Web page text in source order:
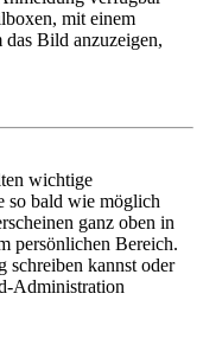
mit einem
das Bild anzuzeigen,
wichtige
so bald wie möglich
ganz oben in
persönlichen Bereich.
schreiben kannst oder
Administration